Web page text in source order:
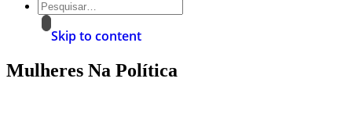
Skip to content
Mulheres Na Política